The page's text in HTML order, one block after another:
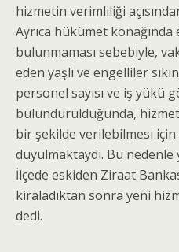
hizmetin verimliliği
Ayrıca hükümet
bulunmaması sebebiyle,
eden yaşlı ve engelliler
personel sayısı ve iş yükü
bulundurulduğunda,
bir şekilde verilebilmesi
duyulmaktaydı. Bu nedenle
İlçede eskiden Ziraat
kiraladıktan sonra yeni
dedi.